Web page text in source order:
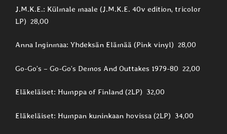
J.M.K.E.: Külmale maale (J.M.K.E. 40v edition, tricolor
LP) 28,00
Anna Inginmaa: Yhdeksän Elämää (Pink vinyl) 28,00
Go-Go’s ‎– Go-Go’s Demos And Outtakes 1979-80 22,00
Eläkeläiset: Humppa of Finland (2LP) 32,00
Eläkeläiset: Humpan kuninkaan hovissa (2LP) 34,00